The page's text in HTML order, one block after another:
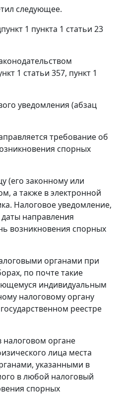
следующее.
1 пункта 1 статьи 23
1 статьи 357, пункт 1
уведомления (абзац
требование об
спорных
(его законному или
а также в электронной
Налоговое уведомление,
направления
возникновения спорных
органами при
по почте такие
индивидуальным
налоговому органу
реестре
органе
лица места
указанными в
в любой налоговый
спорных